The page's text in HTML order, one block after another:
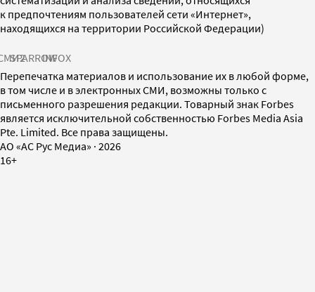
к предпочтениям пользователей сети «Интернет»,
находящихся на территории Российской Федерации)
SPARROWINFOX
Перепечатка материалов и использование их в любой форме,
в том числе и в электронных СМИ, возможны только с
письменного разрешения редакции. Товарный знак Forbes
является исключительной собственностью Forbes Media Asia
Pte. Limited. Все права защищены.
AO «АС Рус Медиа» · 2026
16+